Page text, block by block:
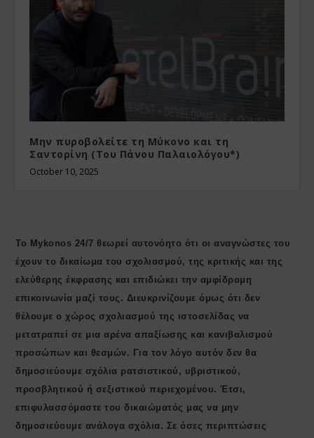
Μην πυροβολείτε τη Μύκονο και τη
Σαντορίνη (Του Πάνου Παλαιολόγου*)
October 10, 2025
Το Mykonos 24/7 θεωρεί αυτονόητο ότι οι αναγνώστες του
έχουν το δικαίωμα του σχολιασμού, της κριτικής και της
ελεύθερης έκφρασης και επιδιώκει την αμφίδρομη
επικοινωνία μαζί τους. Διευκρινίζουμε όμως ότι δεν
θέλουμε ο χώρος σχολιασμού της ιστοσελίδας να
μετατραπεί σε μια αρένα απαξίωσης και κανιβαλισμού
προσώπων και θεσμών. Για τον λόγο αυτόν δεν θα
δημοσιεύουμε σχόλια ρατσιστικού, υβριστικού,
προσβλητικού ή σεξιστικού περιεχομένου. Έτσι,
επιφυλασσόμαστε του δικαιώματός μας να μην
δημοσιεύουμε ανάλογα σχόλια. Σε όσες περιπτώσεις